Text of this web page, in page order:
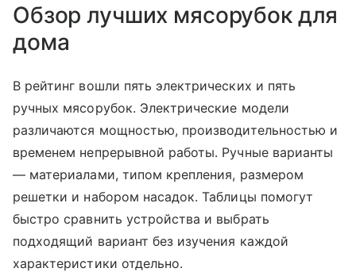
Обзор лучших мясорубок для
дома
В рейтинг вошли пять электрических и пять
ручных мясорубок. Электрические модели
различаются мощностью, производительностью и
временем непрерывной работы. Ручные варианты
— материалами, типом крепления, размером
решетки и набором насадок. Таблицы помогут
быстро сравнить устройства и выбрать
подходящий вариант без изучения каждой
характеристики отдельно.